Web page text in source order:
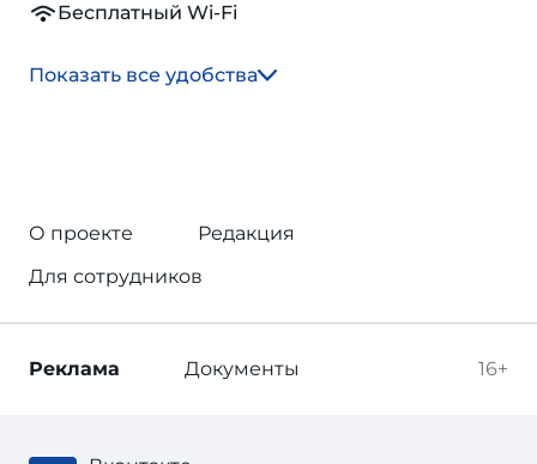
Бесплатный Wi-Fi
Показать все удобства
О проекте
Редакция
Для сотрудников
16+
Реклама Документы